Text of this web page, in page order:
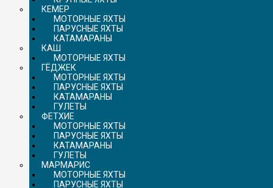
КЕМЕР
МОТОРНЫЕ ЯХТЫ
ПАРУСНЫЕ ЯХТЫ
КАТАМАРАНЫ
КАШ
МОТОРНЫЕ ЯХТЫ
ГЁДЖЕК
МОТОРНЫЕ ЯХТЫ
ПАРУСНЫЕ ЯХТЫ
КАТАМАРАНЫ
ГУЛЕТЫ
ФЕТХИЕ
МОТОРНЫЕ ЯХТЫ
ПАРУСНЫЕ ЯХТЫ
КАТАМАРАНЫ
ГУЛЕТЫ
МАРМАРИС
МОТОРНЫЕ ЯХТЫ
ПАРУСНЫЕ ЯХТЫ